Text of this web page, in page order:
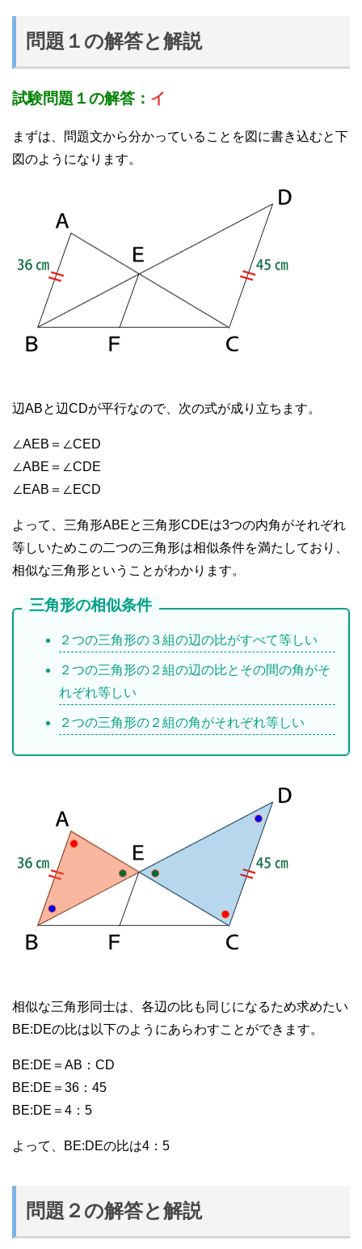
問題１の解答と解説
試験問題１の解答： イ
まずは、問題文から分かっていることを図に書き込むと下
図のようになります。
辺ABと辺CDが平行なので、次の式が成り立ちます。
∠AEB＝∠CED
∠ABE＝∠CDE
∠EAB＝∠ECD
よって、三角形ABEと三角形CDEは3つの内角がそれぞれ
等しいためこの二つの三角形は相似条件を満たしており、
相似な三角形ということがわかります。
三角形の相似条件
２つの三角形の３組の辺の比がすべて等しい
２つの三角形の２組の辺の比とその間の角がそ
れぞれ等しい
２つの三角形の２組の角がそれぞれ等しい
相似な三角形同士は、各辺の比も同じになるため求めたい
BE:DEの比は以下のようにあらわすことができます。
BE:DE＝AB：CD
BE:DE＝36：45
BE:DE＝4：5
よって、BE:DEの比は4：5
問題２の解答と解説